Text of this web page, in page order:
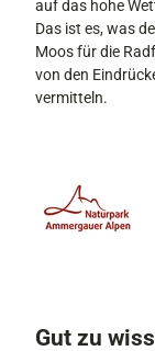
auf das hohe
Das ist es, was
Moos für die
von den
vermitteln.
Gut zu